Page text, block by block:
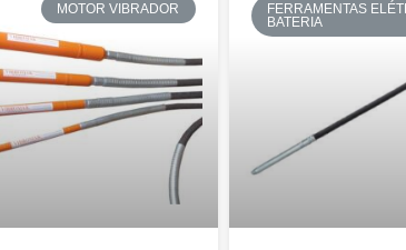
MOTOR VIBRADOR
FERRAMENTAS
BATERIA